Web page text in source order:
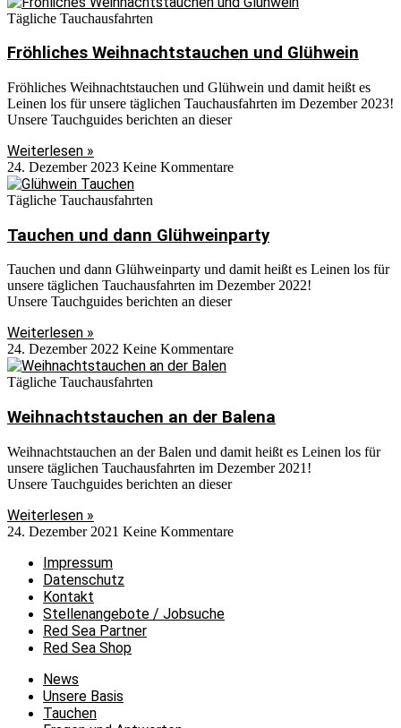
Tägliche Tauchausfahrten
Fröhliches Weihnachtstauchen und Glühwein
Fröhliches Weihnachtstauchen und Glühwein und damit heißt es
Leinen los für unsere täglichen Tauchausfahrten im Dezember 2023!
Unsere Tauchguides berichten an dieser
Weiterlesen »
24. Dezember 2023 Keine Kommentare
Tägliche Tauchausfahrten
Tauchen und dann Glühweinparty
Tauchen und dann Glühweinparty und damit heißt es Leinen los für
unsere täglichen Tauchausfahrten im Dezember 2022!
Unsere Tauchguides berichten an dieser
Weiterlesen »
24. Dezember 2022 Keine Kommentare
Tägliche Tauchausfahrten
Weihnachtstauchen an der Balena
Weihnachtstauchen an der Balen und damit heißt es Leinen los für
unsere täglichen Tauchausfahrten im Dezember 2021!
Unsere Tauchguides berichten an dieser
Weiterlesen »
24. Dezember 2021 Keine Kommentare
Impressum
Datenschutz
Kontakt
Stellenangebote / Jobsuche
Red Sea Partner
Red Sea Shop
News
Unsere Basis
Tauchen